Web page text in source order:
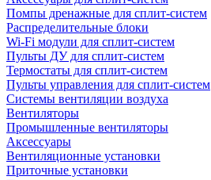
Помпы дренажные для сплит-систем
Распределительные блоки
Wi-Fi модули для сплит-систем
Пульты ДУ для сплит-систем
Термостаты для сплит-систем
Пульты управления для сплит-систем
Системы вентиляции воздуха
Вентиляторы
Промышленные вентиляторы
Аксессуары
Вентиляционные установки
Приточные установки